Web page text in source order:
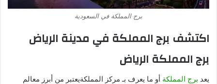
برج المملكة في السعودية
اكتشف برج المملكة في مدينة الرياض
برج المملكة الرياض
يعد برج المملكة أو ما يعرف بـ مركز المملكةيعتبر من أبرز معالم